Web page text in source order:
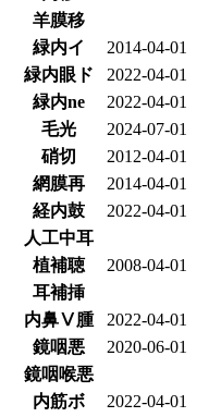
羊膜移
緑内イ
2014-04-01
緑内眼ド
2022-04-01
緑内ne
2022-04-01
毛光
2024-07-01
硝切
2012-04-01
網膜再
2014-04-01
経内鼓
2022-04-01
人工中耳
植補聴
2008-04-01
耳補挿
内鼻Ⅴ腫
2022-04-01
鏡咽悪
2020-06-01
鏡咽喉悪
内筋ボ
2022-04-01